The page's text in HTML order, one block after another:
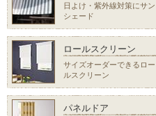
日よけ・紫外線対策にサン
シェード
ロールスクリーン
サイズオーダーできるロー
ルスクリーン
パネルドア